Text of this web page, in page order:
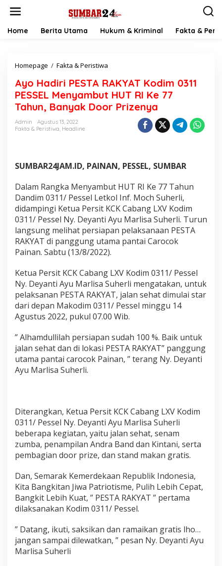
Home Berita Utama Hukum & Kriminal Fakta &
Homepage / Fakta & Peristiwa
o
H
d
S
R
A
K
Y
T
K
o
m
0
3
1
1
S
S
E
a
m
b
u
t
H
T
R
I
K
e
7
T
a
Ayo Hadiri PESTA RAKYAT Kodim 0311
PESSEL Menyambut HUT RI Ke 77
Tahun, Banyak Door Prizenya
Admin
Agustus 13, 2022
Fakta & Peristiwa, Headline
SUMBAR24JAM.ID, PAINAN, PESSEL, SUMBAR
Dalam Rangka Menyambut HUT RI Ke 77 Tahun
Dandim 0311/ Pessel Letkol Inf. Moch Suherli,
didampingi Ketua Persit KCK Cabang LXV Kodim
0311/ Pessel Ny. Deyanti Ayu Marlisa Suherli. Turun
langsung melihat persiapan pelaksanaan PESTA
RAKYAT di panggung utama pantai Carocok
Painan. Sabtu (13/8/2022).
Ketua Persit KCK Cabang LXV Kodim 0311/ Pessel
Ny. Deyanti Ayu Marlisa Suherli mengatakan, untuk
pelaksanan PESTA RAKYAT, jalan sehat dimulai star
dari depan Makodim 0311/ Pessel minggu 14
Agustus 2022, pukul 07.00 Wib.
” Alhamdullilah persiapan sudah 100 %. Baik untuk
jalan sehat dan di lokasi PESTA RAKYAT” panggung
utama pantai carocok Painan, ” terang Ny. Deyanti
Ayu Marlisa Suherli.
Diterangkan, Ketua Persit KCK Cabang LXV Kodim
0311/ Pessel Ny. Deyanti Ayu Marlisa Suherli
beberapa kegiatan, yaitu jalan sehat, senam
zumba, penampilan Andra Band dan Kintani, serta
pembagian door prize, dan stand makan gratis.
Dan, Semarak Kemerdekaan Republik Indonesia,
Kita Bangkitan Jiwa Patriotisme, Pulih Lebih Cepat,
Bangkit Lebih Kuat, ” PESTA RAKYAT ” pertama
dilaksanakan Kodim 0311/ Pessel.
” Datang, ikuti, saksikan dan ramaikan gratis lho…
jangan sampai dilewatkan, ” pesan Ny. Deyanti Ayu
Marlisa Suherli